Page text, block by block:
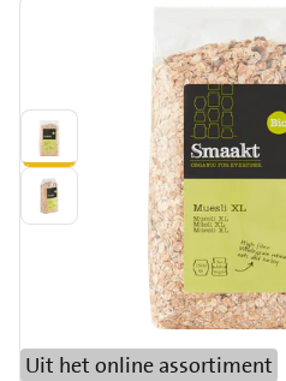
Uit het online assortiment